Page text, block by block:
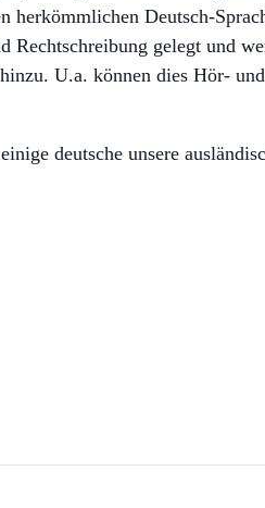
herkömmlichen Deutsch-
gelegt und
U.a. können dies Hör-
deutsche unsere